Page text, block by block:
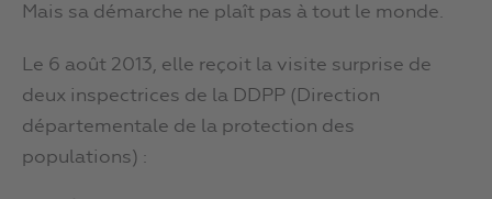
Mais sa démarche ne plaît pas à tout le monde.
Le 6 août 2013, elle reçoit la visite surprise de
deux inspectrices de la DDPP (Direction
départementale de la protection des
populations) :